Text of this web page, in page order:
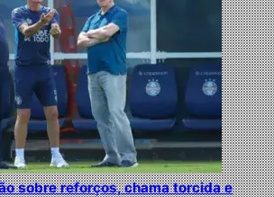
sobre reforços, chama torcida e